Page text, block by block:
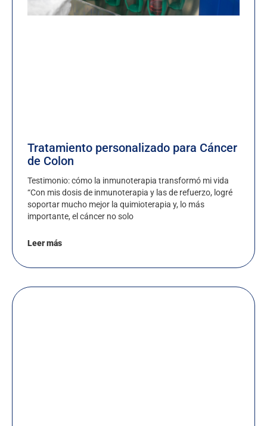
Tratamiento personalizado para Cáncer
de Colon
Testimonio: cómo la inmunoterapia transformó mi vida
“Con mis dosis de inmunoterapia y las de refuerzo, logré
soportar mucho mejor la quimioterapia y, lo más
importante, el cáncer no solo
Leer más